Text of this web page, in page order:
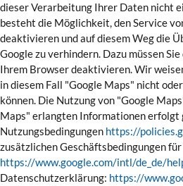
dieser Verarbeitung Ihrer Daten nicht
besteht die Möglichkeit, den Service
deaktivieren und auf diesem Weg die
Google zu verhindern. Dazu müssen
Ihrem Browser deaktivieren. Wir
in diesem Fall "Google Maps" nicht
können. Die Nutzung von "Google
Maps" erlangten Informationen erfolgt
Nutzungsbedingungen https://
zusätzlichen Geschäftsbedingungen
https://www.google.com/intl/de_de/
Datenschutzerklärung: https://